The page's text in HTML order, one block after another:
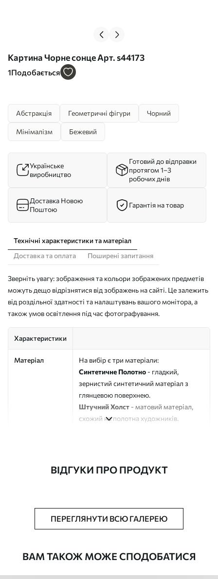
Картина Чорне сонце Арт. s44173
1Подобається
Абстракція Геометричні фігури Чорний
Мінімалізм Бежевий
Українське
виробництво
Готовий до відправки
протягом 1–3
робочих днів
Доставка Новою
Поштою
Гарантія на товар
Технічні характеристики та матеріал
Доставка та оплата
Поширені запитання
Зверніть увагу: зображення та кольори зображених предметів
можуть дещо відрізнятися від зображень на сайті. Це залежить
від роздільної здатності та налаштувань вашого монітора, а
також умов освітлення під час фотографування.
Характеристики
Матеріал
На вибір є три матеріали:
Синтетичне Полотно - гладкий,
зернистий синтетичний матеріал з
глянцевою поверхнею.
Штучний Холст - матовий матеріал,
схожий на полотна художників.
Додатково Можна додати лакове покриття.
ВІДГУКИ ПРО ПРОДУКТ
ПЕРЕГЛЯНУТИ ВСЮ ГАЛЕРЕЮ
ВАМ ТАКОЖ МОЖЕ СПОДОБАТИСЯ